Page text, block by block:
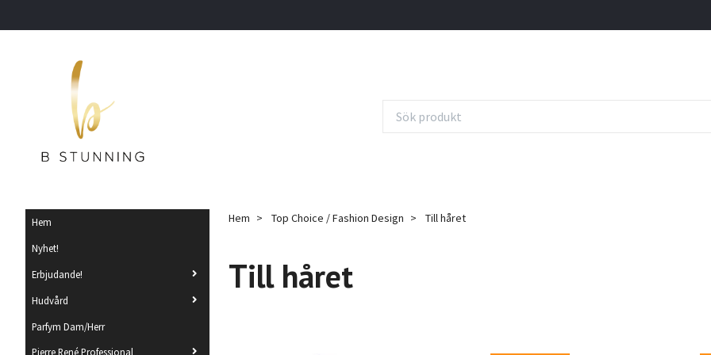
Hem
Nyhet!
Erbjudande!
Hudvård
Parfym Dam/Herr
Pierre René Professional
Hem Top Choice / Fashion Design Till håret
Till håret